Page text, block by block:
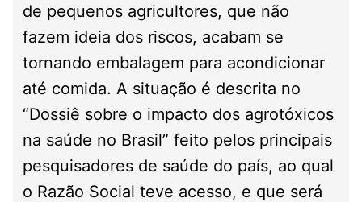
de pequenos agricultores, que não
fazem ideia dos riscos, acabam se
tornando embalagem para acondicionar
até comida. A situação é descrita no
“Dossiê sobre o impacto dos agrotóxicos
na saúde no Brasil” feito pelos principais
pesquisadores de saúde do país, ao qual
o Razão Social teve acesso, e que será